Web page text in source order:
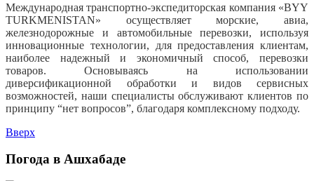
Международная транспортно-экспедиторская компания «BYY
TURKMENISTAN» осуществляет морские, авиа,
железнодорожные и автомобильные перевозки, используя
инновационные технологии, для предоставления клиентам,
наиболее надежный и экономичный способ, перевозки
товаров. Основываясь на использовании
диверсификационной обработки и видов сервисных
возможностей, наши специалисты обслуживают клиентов по
принципу “нет вопросов”, благодаря комплексному подходу.
Вверх
Погода в Ашхабаде